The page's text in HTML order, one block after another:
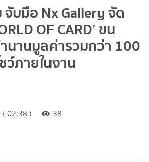
บมือ Nx Gallery จัด
OF CARD’ ขน
นานมูลค่ารวมกว่า 100
ว์ภายในงาน
02:38 )
38